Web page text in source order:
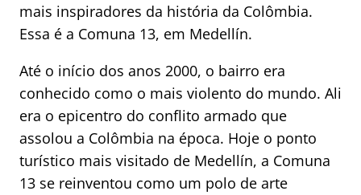
mais inspiradores da história da Colômbia.
Essa é a Comuna 13, em Medellín.
Até o início dos anos 2000, o bairro era
conhecido como o mais violento do mundo. Ali
era o epicentro do conflito armado que
assolou a Colômbia na época. Hoje o ponto
turístico mais visitado de Medellín, a Comuna
13 se reinventou como um polo de arte